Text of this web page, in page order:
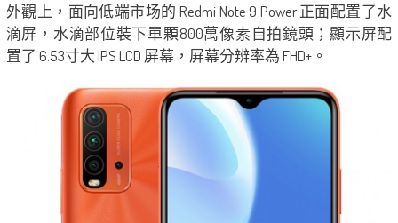
外觀上，面向低端市场的 Redmi Note 9 Power 正面配置了水
滴屏，水滴部位裝下單顆800萬像素自拍鏡頭；顯示屏配
置了 6.53寸大 IPS LCD 屏幕，屏幕分辨率為 FHD+。